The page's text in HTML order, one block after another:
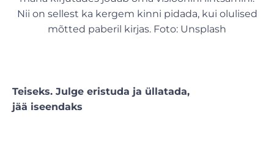
Nii on sellest ka kergem kinni pidada, kui olulised
mõtted paberil kirjas. Foto: Unsplash
Teiseks. Julge eristuda ja ü llatada,
jää iseendaks